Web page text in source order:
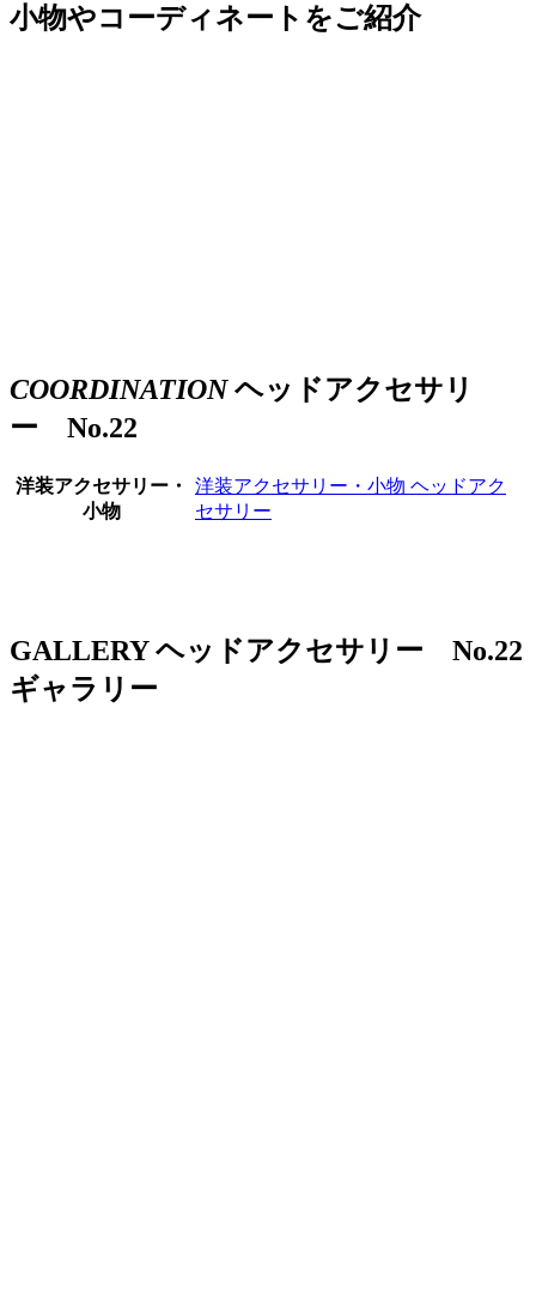
小物やコーディネートをご紹介
COORDINATION ヘッドアクセサリ
ー No.22
洋装アクセサリー・
小物
洋装アクセサリー・小物 ヘッドアク
セサリー
GALLERY ヘッドアクセサリー No.22
ギャラリー